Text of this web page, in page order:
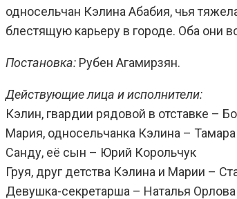
односельчан Кэлина Абабия, чья
блестящую карьеру в городе. Оба они
Постановка: Рубен Агамирзян.
Действующие лица и исполнители:
Кэлин, гвардии рядовой в отставке –
Мария, односельчанка Кэлина –
Санду, её сын – Юрий Корольчук
Груя, друг детства Кэлина и Марии –
Девушка-секретарша – Наталья Орлова